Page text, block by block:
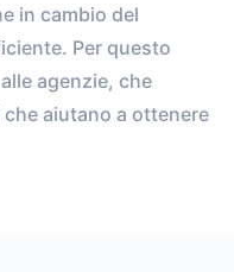
in cambio del
Per questo
agenzie, che
aiutano a ottenere